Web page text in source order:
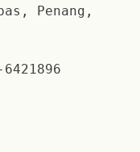
Penang,